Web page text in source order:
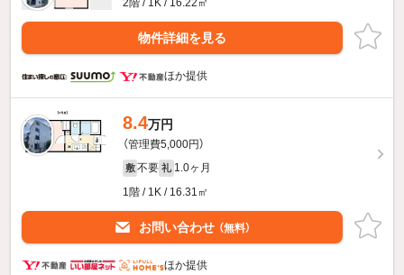
2階 / 1K / 16.22㎡
物件詳細を見る
ほか提供
8.4万円
（管理費5,000円）
敷 不要 礼 1.0ヶ月
1階 / 1K / 16.31㎡
お問い合わせ （無料）
ほか提供